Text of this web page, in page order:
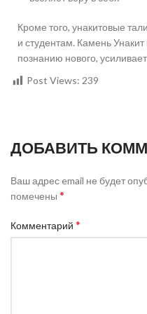
Кроме того, унакитовые
и студентам. Камень
познанию нового,
Post Views: 239
ДОБАВИТЬ
Ваш адрес email не будет
помечены *
Комментарий *